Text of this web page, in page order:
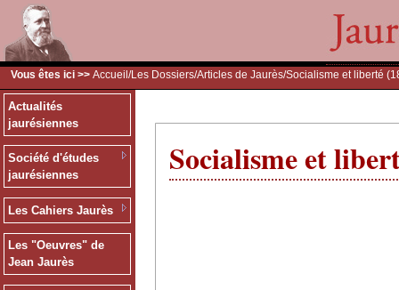
Vous êtes ici >> Accueil /Les Dossiers/Articles de Jaurès/Socialisme et liberté
Actualités
jaurésiennes
Société d'études
jaurésiennes
Les Cahiers Jaurès
Les "Oeuvres" de
Jean Jaurès
Socialisme et